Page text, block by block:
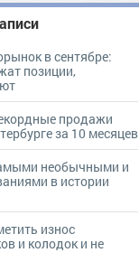
в сентябре:
позиции,
продажи
за 10 месяцев
необычными и
в истории
износ
и колодок и не